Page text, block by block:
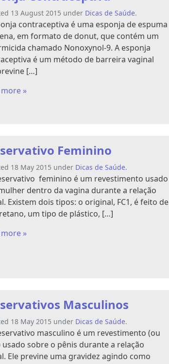
13 August 2015 under Dicas de Saúde.
contraceptiva é uma esponja de espuma
em formato de donut, que contém um
chamado Nonoxynol-9. A esponja
é um método de barreira vaginal
[…]
»
Feminino
18 May 2015 under Dicas de Saúde.
feminino é um revestimento usado
dentro da vagina durante a relação
Existem dois tipos: o original, FC1, é feito de
um tipo de plástico, […]
»
Masculinos
18 May 2015 under Dicas de Saúde.
masculino é um revestimento (ou
usado sobre o pênis durante a relação
Ele previne uma gravidez agindo como